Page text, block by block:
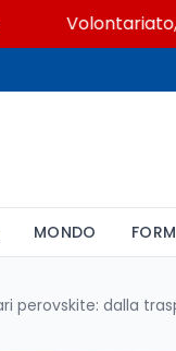
Volontariato,
MONDO